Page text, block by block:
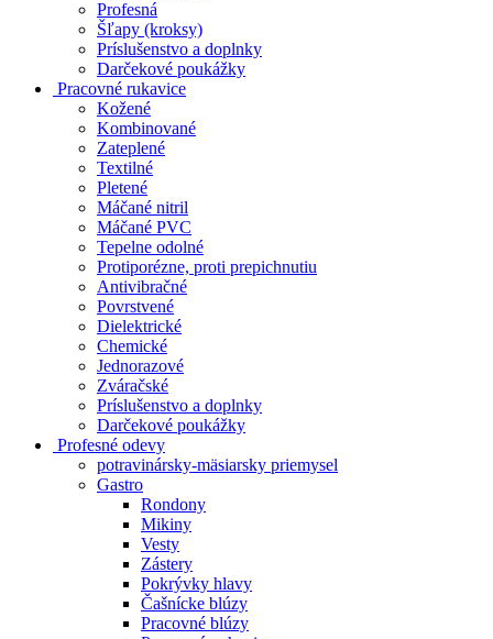
Profesná
Šľapy (kroksy)
Príslušenstvo a doplnky
Darčekové poukážky
Pracovné rukavice
Kožené
Kombinované
Zateplené
Textilné
Pletené
Máčané nitril
Máčané PVC
Tepelne odolné
Protiporézne, proti prepichnutiu
Antivibračné
Povrstvené
Dielektrické
Chemické
Jednorazové
Zváračské
Príslušenstvo a doplnky
Darčekové poukážky
Profesné odevy
potravinársky-mäsiarsky priemysel
Gastro
Rondony
Mikiny
Vesty
Zástery
Pokrývky hlavy
Čašnícke blúzy
Pracovné blúzy